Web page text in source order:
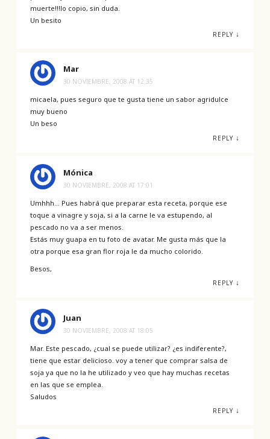
muerte!!!lo copio, sin duda.
Un besito
REPLY ↓
Mar
30 NOVIEMBRE, 2008 AT 12:35
micaela, pues seguro que te gusta tiene un sabor agridulce
muy bueno
Un beso
REPLY ↓
Mónica
30 NOVIEMBRE, 2008 AT 17:01
Umhhh… Pues habrá que preparar esta receta, porque ese
toque a vinagre y soja, si a la carne le va estupendo, al
pescado no va a ser menos.
Estás muy guapa en tu foto de avatar. Me gusta más que la
otra porque esa gran flor roja le da mucho colorido.
Besos,
REPLY ↓
Juan
30 NOVIEMBRE, 2008 AT 18:05
Mar. Este pescado, ¿cual se puede utilizar? ¿es indiferente?,
tiene que estar delicioso. voy a tener que comprar salsa de
soja ya que no la he utilizado y veo que hay muchas recetas
en las que se emplea.
Saludos
REPLY ↓